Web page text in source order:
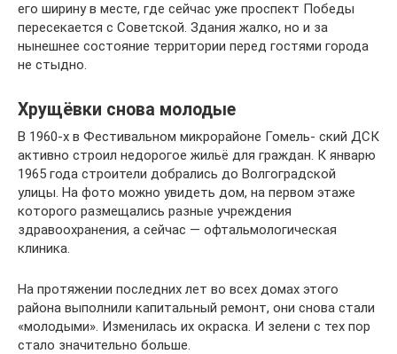
его ширину в месте, где сейчас уже проспект Победы
пересекается с Со­ветской. Здания жалко, но и за
нынешнее состоя­ние территории перед гостями города
не стыдно.
Хрущёвки снова молодые
В 1960-х в Фестивальном микрорайоне Гомель- ский ДСК
активно строил недорогое жильё для граждан. К январю
1965 года строители добра­лись до Волгоградской
улицы. На фото мож­но увидеть дом, на первом этаже
которого раз­мещались разные учреждения
здравоохранения, а сейчас — офтальмологическая
клиника.
На протяжении последних лет во всех домах этого
района выполнили капитальный ремонт, они снова стали
«молодыми». Изменилась их окраска. И зелени с тех пор
стало значительно больше.